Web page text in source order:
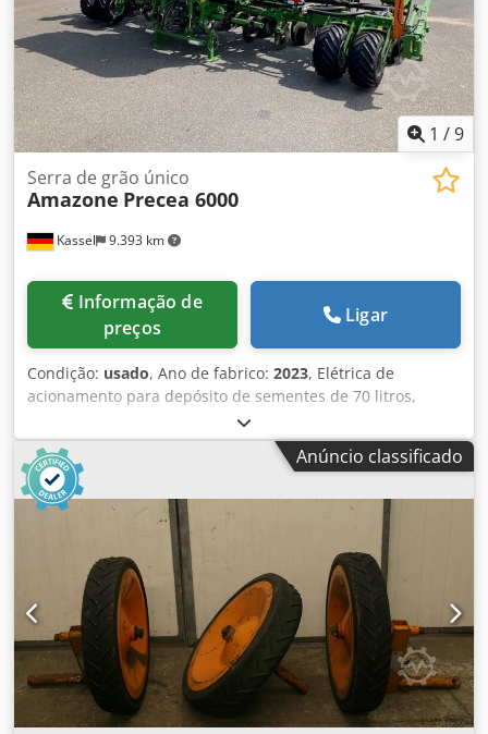
1 /9
Kassel 9.393 km
Serra de grão único
Amazone Precea 6000
preços
Ligar
Condição: usado, Ano de fabrico: 2023, Elétrica de
acionamento para depósito de sementes de 70 litros,
sistema hidráulico de pressão de disco, depósito traseiro
de adubo / 1250 litros, iluminação LED, Twin Terminal 3.0,
terminal ISObus para trator. Djdpfx Aet H Hmuon Eskr
Anúncio classificado